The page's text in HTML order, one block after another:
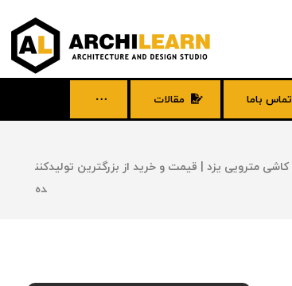
تماس باما مقالات
کاشی مترویی یزد | قیمت و خرید از بزرگترین تولیدکنن
ده